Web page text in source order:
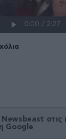
στις
Google